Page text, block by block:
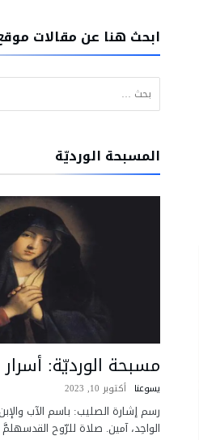
وجه
ابحث هنا عن مقالات
البحث عن:
المسبحة الورديّة
مسبحة الورديّة: أسرار
يسوعنا أكتوبر 10, 2023
رسم إشارة الصليب: باسم الآب
الواحِد، آمين. صلاة للرّوح